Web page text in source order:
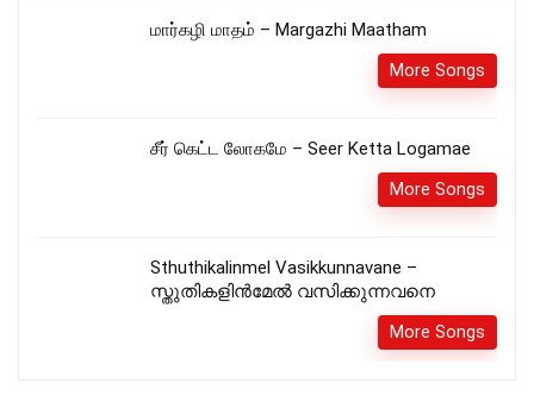
மார்கழி மாதம் – Margazhi Maatham
More Songs
சீர் கெட்ட லோகமே – Seer Ketta Logamae
More Songs
Sthuthikalinmel Vasikkunnavane –
സ്തുതികളിൻമേൽ വസിക്കുന്നവനെ
More Songs